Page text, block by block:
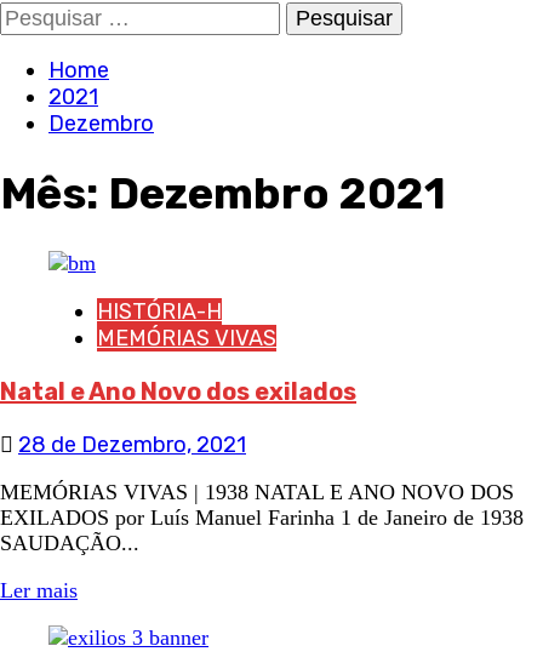
Pesquisar
por:
Home
2021
Dezembro
Mês: Dezembro 2021
HISTÓRIA-H
MEMÓRIAS VIVAS
Natal e Ano Novo dos exilados
28 de Dezembro, 2021
MEMÓRIAS VIVAS | 1938 NATAL E ANO NOVO DOS
EXILADOS por Luís Manuel Farinha 1 de Janeiro de 1938
SAUDAÇÃO...
Ler mais